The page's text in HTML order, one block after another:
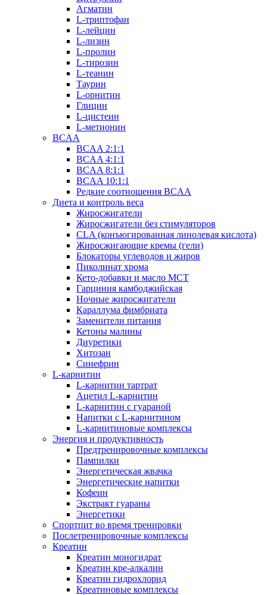
Агматин
L-триптофан
L-лейцин
L-лизин
L-пролин
L-тирозин
L-теанин
Таурин
L-орнитин
Глицин
L-цистеин
L-метионин
BCAA
BCAA 2:1:1
BCAA 4:1:1
BCAA 8:1:1
BCAA 10:1:1
Редкие соотношения BCAA
Диета и контроль веса
Жиросжигатели
Жиросжигатели без стимуляторов
CLA (конъюгированная линолевая кислота)
Жиросжигающие кремы (гели)
Блокаторы углеводов и жиров
Пиколинат хрома
Кето-добавки и масло МСТ
Гарциния камбоджийская
Ночные жиросжигатели
Караллума фимбриата
Заменители питания
Кетоны малины
Диуретики
Хитозан
Синефрин
L-карнитин
L-карнитин тартрат
Ацетил L-карнитин
L-карнитин с гуараной
Напитки c L-карнитином
L-карнитиновые комплексы
Энергия и продуктивность
Предтренировочные комплексы
Пампилки
Энергетическая жвачка
Энергетические напитки
Кофеин
Экстракт гуараны
Энергетики
Спортпит во время тренировки
Послетренировочные комплексы
Креатин
Креатин моногидрат
Креатин кре-алкалин
Креатин гидрохлорид
Креатиновые комплексы